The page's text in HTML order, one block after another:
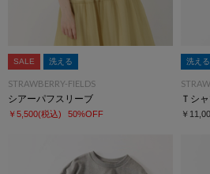
SALE 洗える
STRAWBERRY-FIELDS
シアーパフスリーブ
￥5,500(税込) 50%OFF
洗える
Ｔシ
￥